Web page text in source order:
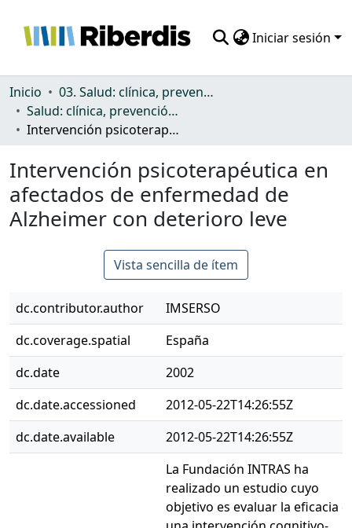
Iniciar sesión
Comunidades
Todo DSpace
Inicio
03. Salud: clínica, prevención, atención sanitaria y (re)habilitación
Salud: clínica, prevención, atención sanitaria y (re)habilitación
Intervención psicoterapéutica en afectados de enfermedad de Alzheimer con deterioro leve
Intervención psicoterapéutica en
afectados de enfermedad de
Alzheimer con deterioro leve
Vista sencilla de ítem
dc.contributor.author
IMSERSO
dc.coverage.spatial
España
dc.date
2002
dc.date.accessioned
2012-05-22T14:26:55Z
dc.date.available
2012-05-22T14:26:55Z
La Fundación INTRAS ha
realizado un estudio cuyo
objetivo es evaluar la eficacia